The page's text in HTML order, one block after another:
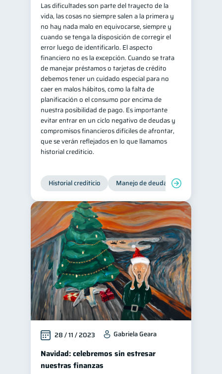
Productos financieros 11
Organización Financiera 10
Entidad financiera 8
Préstamos 8 Ahorro 8
Consejos
Tarjeta de crédito 6
Historial crediticio
Ciberseguridad 5
Servicios 4
Derechos & Deberes
Criptomonedas
Cuenta Abandonada 2
Inversiones 2
Cuenta Inactiva 1
Finanzas Personales 1
Finanzas en Pareja 1
Educación Financiera 1
Fraudes 1 Mipymes 1
Información financiera
información financiera
Las dificultades son parte del trayecto de la
vida, las cosas no siempre salen a la primera y
no hay nada malo en equivocarse, siempre y
cuando se tenga la disposición de corregir el
error luego de identificarlo. El aspecto
financiero no es la excepción. Cuando se trata
de manejar préstamos o tarjetas de crédito
debemos tener un cuidado especial para no
caer en malos hábitos, como la falta de
planificación o el consumo por encima de
nuestra posibilidad de pago. Es importante
evitar entrar en un ciclo negativo de deudas y
compromisos financieros difíciles de afrontar,
que se verán reflejados en lo que llamamos
historial crediticio.
Historial crediticio Manejo de deudas
28 / 11 / 2023 Gabriela Geara
Navidad: celebremos sin estresar
nuestras finanzas